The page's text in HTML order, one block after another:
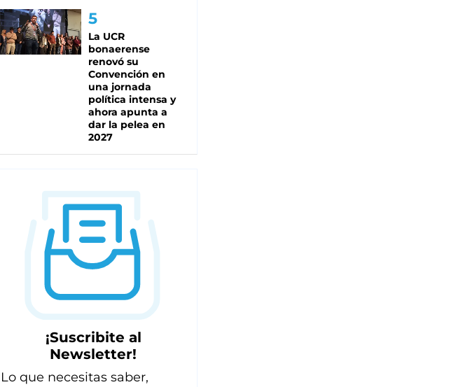
La UCR
bonaerense
renovó su
Convención en
una jornada
política intensa y
ahora apunta a
dar la pelea en
2027
¡Suscribite al
Newsletter!
Lo que necesitas saber,